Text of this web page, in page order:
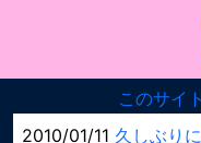
このサイ
2010/01/11 久しぶり